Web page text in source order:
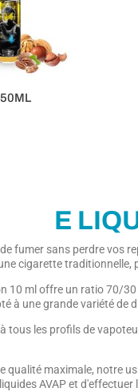
E
fumer sans perdre vos
cigarette
10 ml offre un ratio 70/
à une grande variété de
tous les profils de
qualité maximale, notre
AVAP et